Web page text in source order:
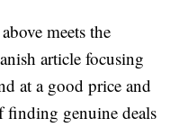
meets the
article focusing
at a good price and
finding genuine deals